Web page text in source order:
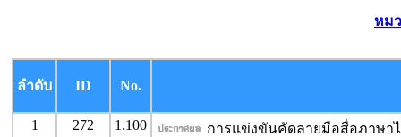
หม
ลำดับ ID No.
1 272 1.100 การแข่งขันคัดลายมือสื่อภาษา